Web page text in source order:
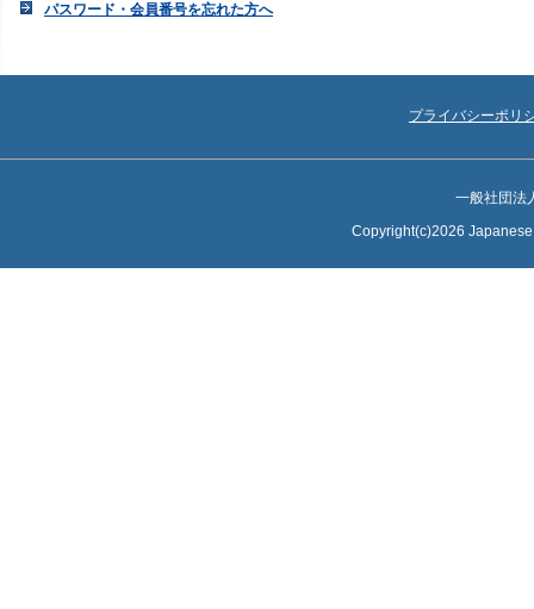
パスワード・会員番号を忘れた方へ
プライバシーポリ
一般社団法
Copyright(c)2026